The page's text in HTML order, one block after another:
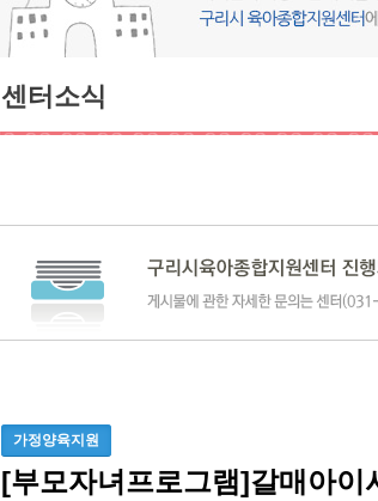
센터소식
가정양육지원
[부모자녀프로그램]갈매아이